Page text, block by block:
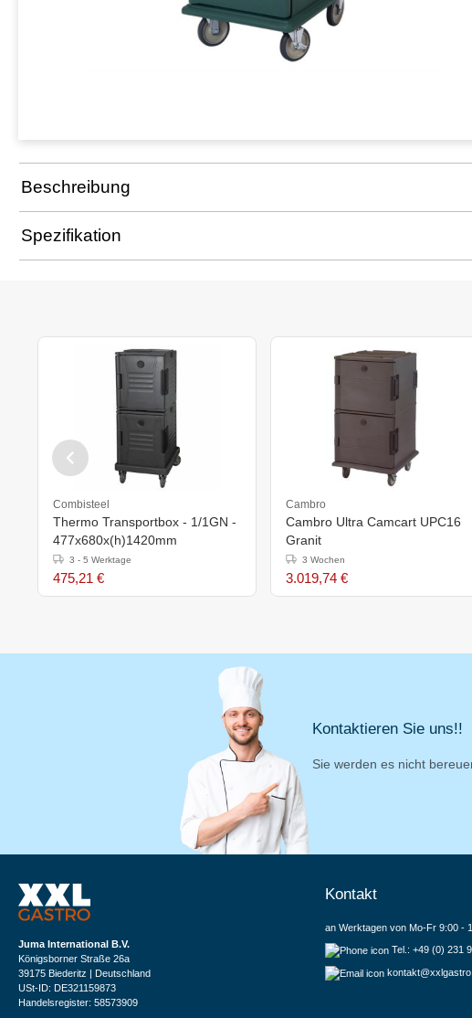
Beschreibung
Spezifikation
Combisteel
Thermo Transportbox - 1/1GN -
477x680x(h)1420mm
3 - 5 Werktage
475,21 €
Cambro
Cambro Ultra Camcart UPC16
Granit
3 Wochen
3.019,74 €
Kontaktieren Sie uns!!
Sie werden es nicht
Juma International B.V.
Königsborner Straße 26a
39175 Biederitz | Deutschland
USt-ID: DE321159873
Handelsregister: 58573909
Kontakt
an Werktagen von Mo-Fr 9:00 -
Tel.: +49 (0) 231